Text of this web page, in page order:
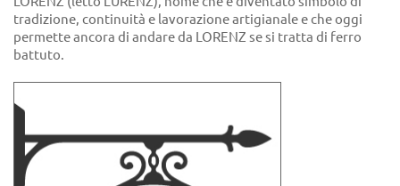
tradizione, continuità e lavorazione artigianale e che oggi
permette ancora di andare da LORENZ se si tratta di ferro
battuto.